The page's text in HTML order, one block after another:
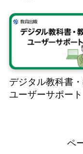
デジタル教科書
ユーザーサポート
ペ